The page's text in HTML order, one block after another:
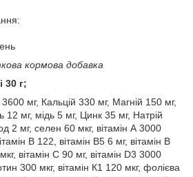
кормова добавка
30 г;
мг, Кальцій 330 мг, Магній 150 мг,
12 мг, мідь 5 мг, Цинк 35 мг, Натрій
2 мг, селен 60 мкг, вітамін А 3000
В 122, вітамін В5 6 мг, вітамін В
вітамін С 90 мг, вітамін D3 3000
300 мкг, вітамін К1 120 мкг, фолієва